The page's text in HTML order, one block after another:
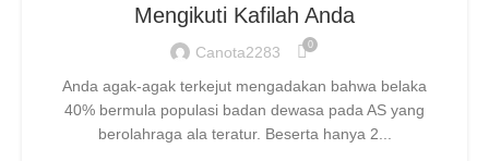
Mengikuti Kafilah Anda
Canota2283 0
Anda agak-agak terkejut mengadakan bahwa belaka
40% bermula populasi badan dewasa pada AS yang
berolahraga ala teratur. Beserta hanya 2...